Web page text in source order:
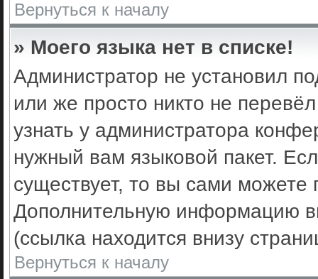
Вернуться к началу
» Моего языка нет в списке!
Администратор не установил
или же просто никто не
узнать у администратора
нужный вам языковой пакет.
существует, то вы сами можете
Дополнительную информацию
(ссылка находится внизу
Вернуться к началу